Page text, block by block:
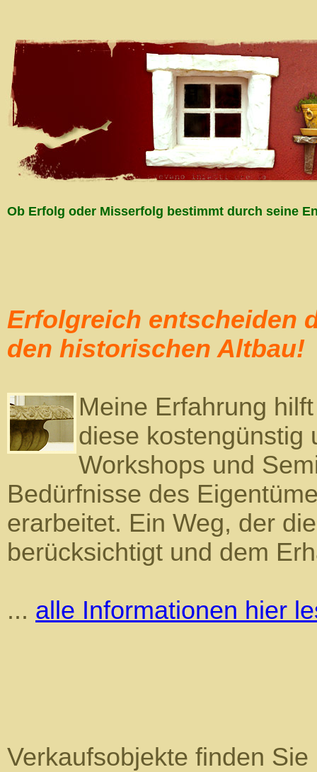
Ob Erfolg oder Misserfolg bestimmt durch seine
Erfolgreich entscheiden
den historischen Altbau!
Meine Erfahrung
diese kostengünstig
Workshops und
Bedürfnisse des
erarbeitet. Ein Weg, der
berücksichtigt und dem
... alle Informationen hier
Verkaufsobjekte finden Sie